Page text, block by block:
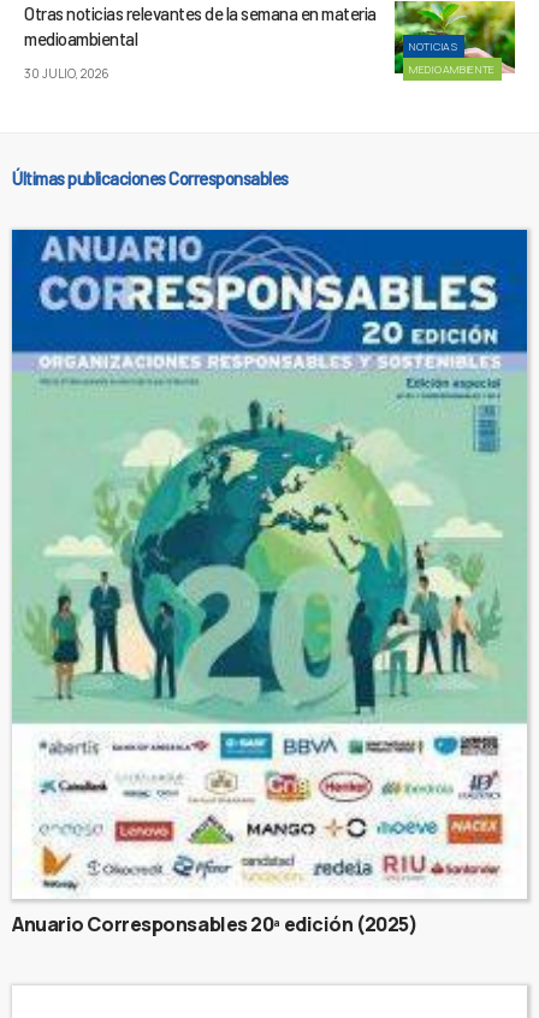
NOTICIAS
MEDIOAMBIENTE
Otras noticias relevantes de la semana en materia
medioambiental
30 JULIO, 2026
Últimas publicaciones Corresponsables
Anuario Corresponsables 20ª edición (2025)